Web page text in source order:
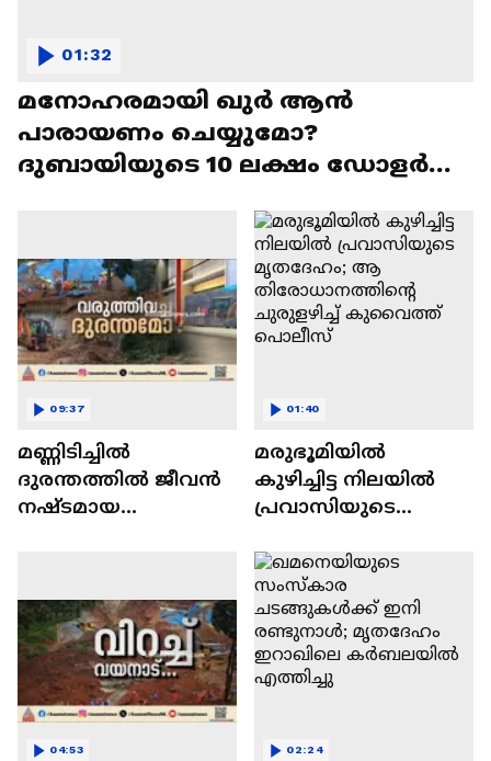
മനോഹരമായി ഖുർ ആൻ
പാരായണം ചെയ്യുമോ?
ദുബായിയുടെ 10 ലക്ഷം ഡോളർ
01:32
മണ്ണിടിച്ചിൽ
ദുരന്തത്തിൽ ജീവൻ
നഷ്ടമായ
നാടുകളിൽ
എത്തിക്കും
09:37
മരുഭൂമിയിൽ
കുഴിച്ചിട്ട നിലയിൽ
പ്രവാസിയുടെ
തിരോധാനത്തിന്റെ
ചുരുളഴിച്ച്
കുവൈത്ത് പൊലീസ്
01:40
04:53 02:24